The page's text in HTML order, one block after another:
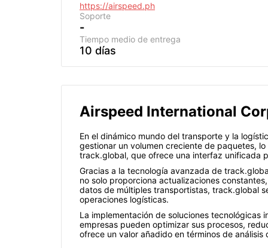
https://airspeed.ph
Soporte
-
Tiempo medio de entrega
10 días
Airspeed International
En el dinámico mundo del transporte y la
gestionar un volumen creciente de paquetes,
track.global, que ofrece una interfaz unificada
Gracias a la tecnología avanzada de
no solo proporciona actualizaciones
datos de múltiples transportistas, track.global
operaciones logísticas.
La implementación de soluciones tecnológicas
empresas pueden optimizar sus procesos,
ofrece un valor añadido en términos de